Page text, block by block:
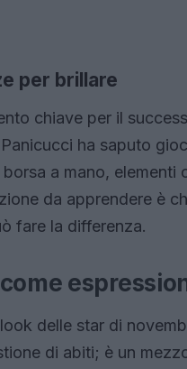
per brillare
chiave per il
ha saputo
a mano,
da apprendere è
fare la differenza.
delle star di
di abiti; è un